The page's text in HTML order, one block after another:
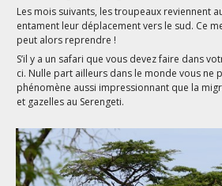
Les mois suivants, les troupeaux reviennent
entament leur déplacement vers le sud. Ce
peut alors reprendre !
S’il y a un safari que vous devez faire dans
ci. Nulle part ailleurs dans le monde vous ne
phénomène aussi impressionnant que la
et gazelles au Serengeti.